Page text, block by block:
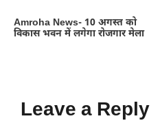
Amroha News- 10 अगस्त को
विकास भवन में लगेगा रोजगार मेला
Leave a Reply